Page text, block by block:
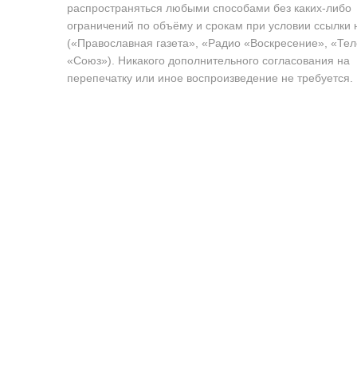
распространяться любыми способами без каких-либо
ограничений по объёму и срокам при условии ссылки
(«Православная газета», «Радио «Воскресение»,
«Союз»). Никакого дополнительного согласования на
перепечатку или иное воспроизведение не требуется.